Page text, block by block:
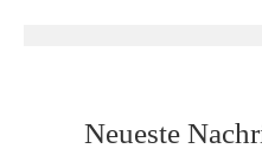
Neueste